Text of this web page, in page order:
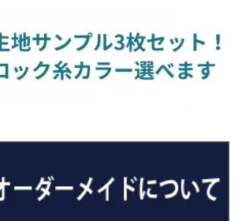
人乗
人乗
系
系ーシエラ
Ｖ
人乗
リプスクロスPHEV
JG2
スタム
ゥラン
系